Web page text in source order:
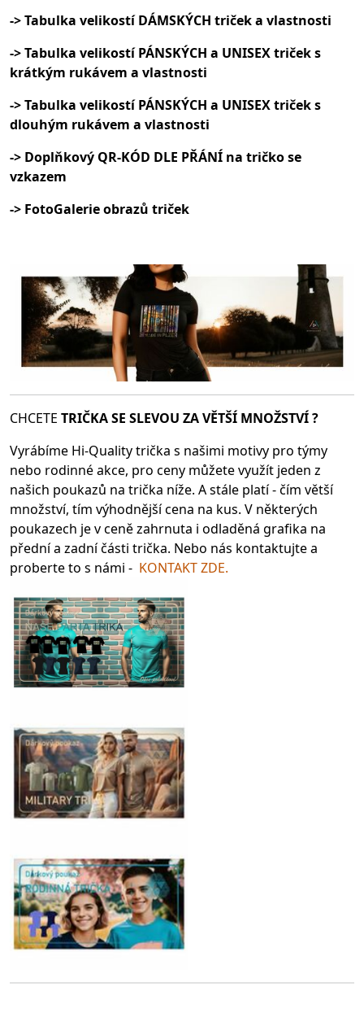
-> Tabulka velikostí DÁMSKÝCH triček a vlastnosti
-> Tabulka velikostí PÁNSKÝCH a UNISEX triček s
krátkým rukávem a vlastnosti
-> Tabulka velikostí PÁNSKÝCH a UNISEX triček s
dlouhým rukávem a vlastnosti
-> Doplňkový QR-KÓD DLE PŘÁNÍ na tričko se
vzkazem
-> FotoGalerie obrazů triček
CHCETE TRIČKA SE SLEVOU ZA VĚTŠÍ MNOŽSTVÍ ?
Vyrábíme Hi-Quality trička s našimi motivy pro týmy
nebo rodinné akce, pro ceny můžete využít jeden z
našich poukazů na trička níže. A stále platí - čím větší
množství, tím výhodnější cena na kus. V některých
poukazech je v ceně zahrnuta i odladěná grafika na
přední a zadní části trička. Nebo nás kontaktujte a
proberte to s námi - KONTAKT ZDE.